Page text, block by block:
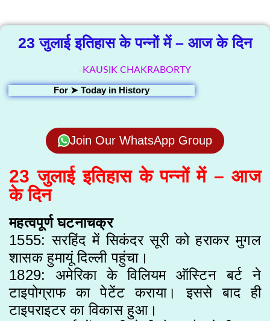
23 जुलाई इतिहास के पन्नों में – आज के दिन
KAUSIK CHAKRABORTY
For ➤ Today in History
Join Our WhatsApp Group
23 जुलाई इतिहास के पन्नों में – आज
के दिन
महत्वपूर्ण घटनाचक्र
1555: सरहिंद में सिकंदर सूरी को हराकर मुगल
शासक हुमायूं दिल्ली पहुंचा।
1829: अमेरिका के विलियम ऑस्टिन बर्ट ने
टाइपोग्राफ का पेटेंट कराया। इससे बाद ही
टाइपराइटर का विकास हुआ।